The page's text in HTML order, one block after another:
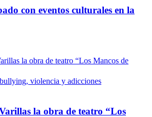
con eventos culturales en la
la obra de teatro “Los